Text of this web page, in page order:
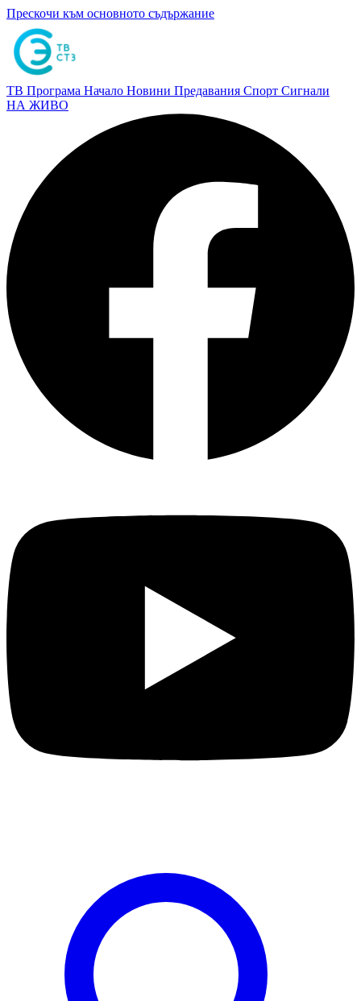
Прескочи към основното съдържание
ТВ Програма Начало Новини Предавания Спорт Сигнали
НА ЖИВО